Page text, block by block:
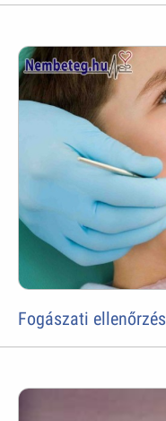
Fogászati ellenőrzés